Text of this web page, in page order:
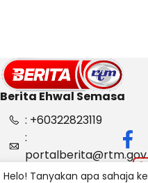
Berita Ehwal Semasa
: +60322823119
:
: Aduan &
Helo! Tanyakan apa sahaja